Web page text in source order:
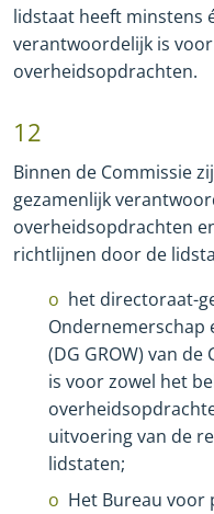
lidstaat heeft minstens
verantwoordelijk is
overheidsopdrachten.
12
Binnen de Commissie
gezamenlijk
overheidsopdrachten
richtlijnen door de
het directoraat-
Ondernemerschap
(DG GROW) van
is voor zowel het
uitvoering van de
lidstaten;
Het Bureau voor